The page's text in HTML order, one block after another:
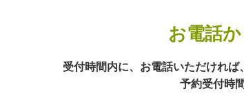
お電話
受付時間内に、お電話いただけれ
予約受付時